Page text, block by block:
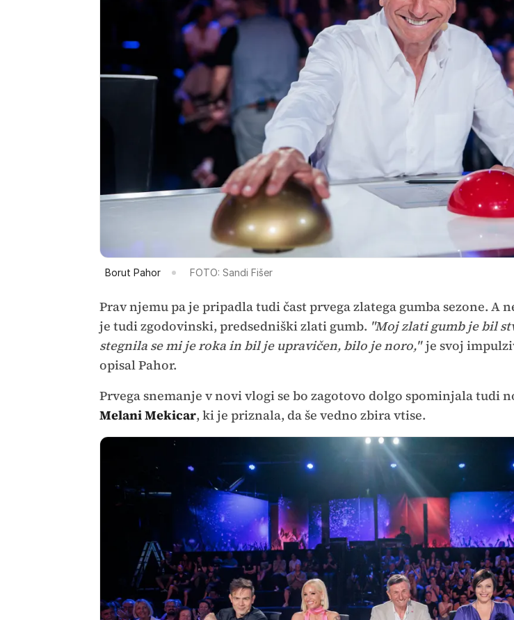
Borut Pahor FOTO: Sandi Fišer
Prav njemu pa je pripadla tudi čast prvega zlatega gumba sezone. A
je tudi zgodovinski, predsedniški zlati gumb. "Moj zlati gumb je bil
stegnila se mi je roka in bil je upravičen, bilo je noro,"je svoj
opisal Pahor.
Prvega snemanje v novi vlogi se bo zagotovo dolgo spominjala tudi
Melani Mekicar, ki je priznala, da še vedno zbira vtise.